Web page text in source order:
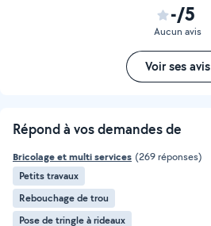
-/5
Aucun avis
Voir ses avis
Répond à vos demandes de
Bricolage et multi services (269 réponses)
Petits travaux
Rebouchage de trou
Pose de tringle à rideaux